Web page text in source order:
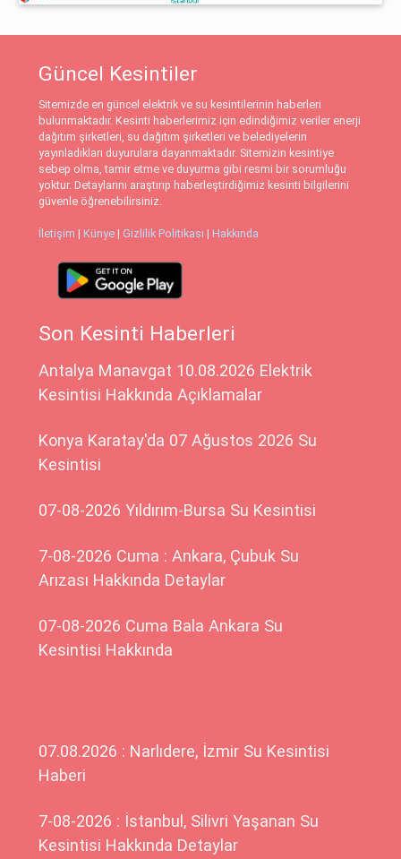
Güncel Kesintiler
Sitemizde en güncel elektrik ve su kesintilerinin haberleri
bulunmaktadır. Kesinti haberlerimiz için edindiğimiz veriler enerji
dağıtım şirketleri, su dağıtım şirketleri ve belediyelerin
yayınladıkları duyurulara dayanmaktadır. Sitemizin kesintiye
sebep olma, tamir etme ve duyurma gibi resmi bir sorumluğu
yoktur. Detaylarını araştırıp haberleştirdiğimiz kesinti bilgilerini
güvenle öğrenebilirsiniz.
İletişim | Künye | Gizlilik Politikası | Hakkında
Son Kesinti Haberleri
Antalya Manavgat 10.08.2026 Elektrik
Kesintisi Hakkında Açıklamalar
Konya Karatay'da 07 Ağustos 2026 Su
Kesintisi
07-08-2026 Yıldırım-Bursa Su Kesintisi
7-08-2026 Cuma : Ankara, Çubuk Su
Arızası Hakkında Detaylar
07-08-2026 Cuma Bala Ankara Su
Kesintisi Hakkında
07.08.2026 : Narlıdere, İzmir Su Kesintisi
Haberi
7-08-2026 : İstanbul, Silivri Yaşanan Su
Kesintisi Hakkında Detaylar